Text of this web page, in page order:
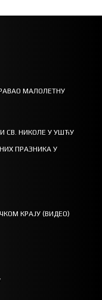
МАЛОЛЕТНУ
СВ. НИКОЛЕ У УШЋУ
ПРАЗНИКА У
КРАЈУ (ВИДЕО)